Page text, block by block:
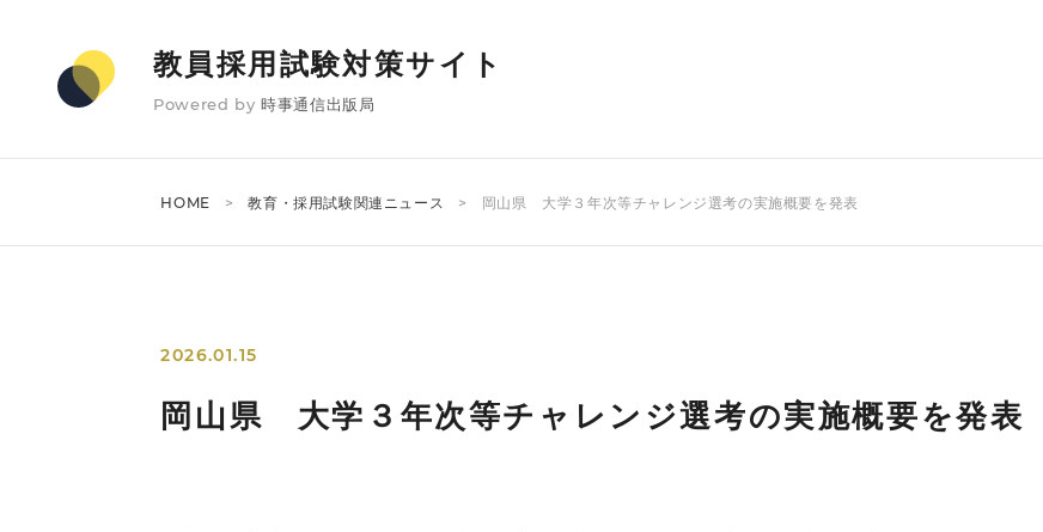
教員採用試験対策サイト
Powered by 時事通信出版局
HOME 教育・採用試験関連ニュース 岡山県 大学３年次等チャレンジ選考の実施概要を発表
2026.01.15
岡山県 大学３年次等チャレンジ選考の実施概要を発表